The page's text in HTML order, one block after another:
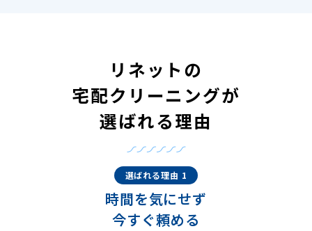
リネットの
宅配クリーニングが
選ばれる理由
選ばれる理由 1
時間を気にせず
今すぐ頼める